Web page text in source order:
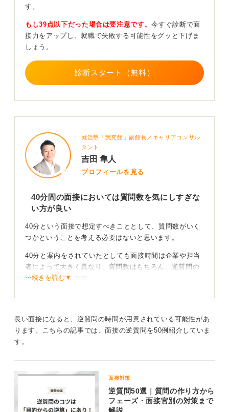
す。
もし39点以下だった場合は要注意です。今すぐ診断で面
接力をアップし、就職で失敗する可能性をグッと下げま
しょう。
診断スタート（無料）
就活塾「我究館」副館長／キャリアコンサル
タント
吉田 隼人
プロフィールを見る
40分間の面接においては質問数を気にしすぎな
い方が良い
40分という面接で想定すべきこととして、質問数がいく
つかということを考える必要はないと思います。
40分と案内をされていたとしても面接時間は企業や担当
者によって大きく異なり、質問数はもちろん、逆質問の
時間もさまざまです。
ので、悩む必要はありません。
面接の中では逆質問の時間を設けられることもあると思
います。
比較的時間の余裕があれば逆質問の時間も多くとる場合
⋯続きを読む▼
長い面接になると、逆質問の時間が用意されている可能性があ
ります。こちらの記事では、面接の逆質問を50例紹介していま
す。
面接対策
逆質問50選｜質問の作り方から
フェーズ・面接官別の対策まで
解説